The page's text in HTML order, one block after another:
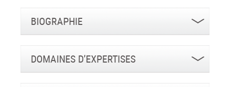
BIOGRAPHIE
DOMAINES D’EXPERTISES